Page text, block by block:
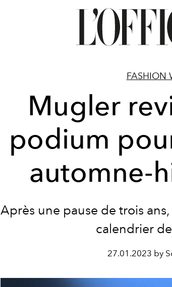
FASHION
Mugler
podium
automne-
Après une pause de trois
calendrier
27.01.2023 by